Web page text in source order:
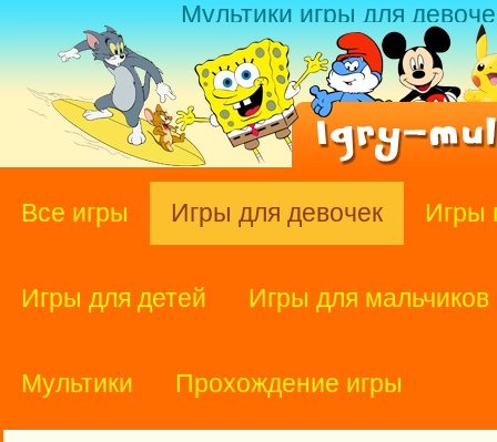
Мультики игры для
Все игры Игры для девочек Игры
Игры для детей Игры для мальчиков
Мультики Прохождение игры